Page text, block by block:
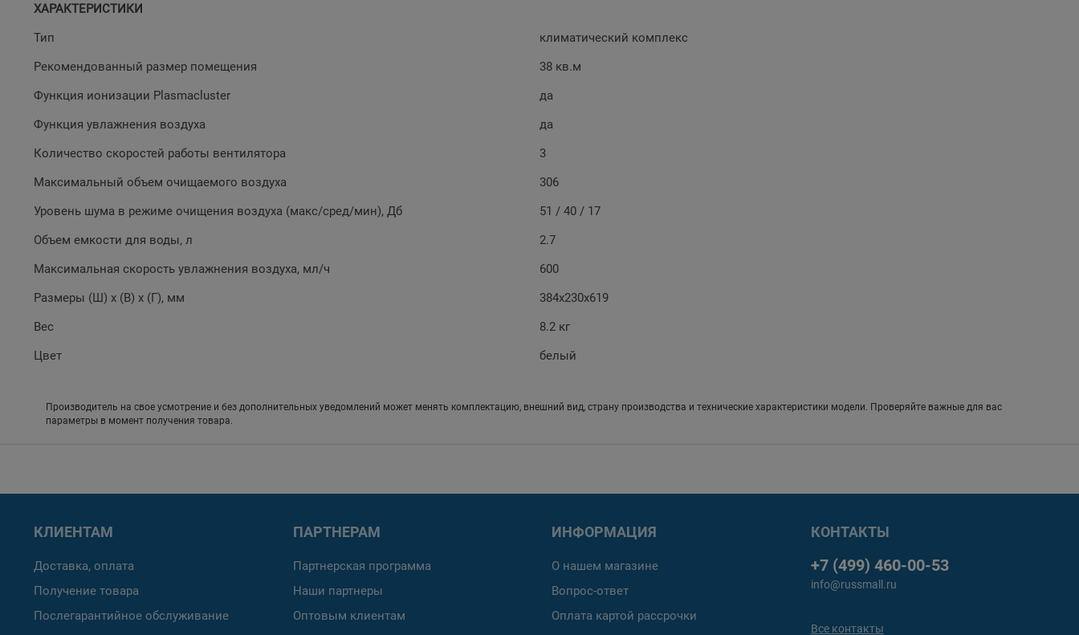
ХАРАКТЕРИСТИКИ
Тип
климатический комплекс
Рекомендованный размер помещения
38 кв.м
Функция ионизации Plasmacluster
да
Функция увлажнения воздуха
да
Количество скоростей работы вентилятора
3
Максимальный объем очищаемого воздуха
306
Уровень шума в режиме очищения воздуха (макс/сред/мин), Дб
51 / 40 / 17
Объем емкости для воды, л
2.7
Максимальная скорость увлажнения воздуха, мл/ч
600
Размеры (Ш) x (В) x (Г), мм
384х230х619
Вес
8.2 кг
Цвет
белый
Производитель на свое усмотрение и без дополнительных уведомлений может менять комплектацию, внешний вид, страну производства и технические характеристики модели. Проверяйте важные для вас
параметры в момент получения товара.
КЛИЕНТАМ
Доставка, оплата
Получение товара
Послегарантийное обслуживание
ПАРТНЕРАМ
Партнерская программа
Наши партнеры
Оптовым клиентам
ИНФОРМАЦИЯ
О нашем магазине
Вопрос-ответ
Оплата картой рассрочки
КОНТАКТЫ
+7 (499) 460-00-53
info@russmall.ru
Все контакты